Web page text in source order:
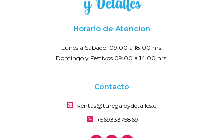
Horario de Atencion
Lunes a Sábado: 09:00 a 18:00 hrs.
Domingo y Festivos 09:00 a 14:00 hrs.
Contacto
ventas@turegaloydetalles.cl
+56933375869